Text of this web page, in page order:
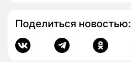
Поделиться новостью: